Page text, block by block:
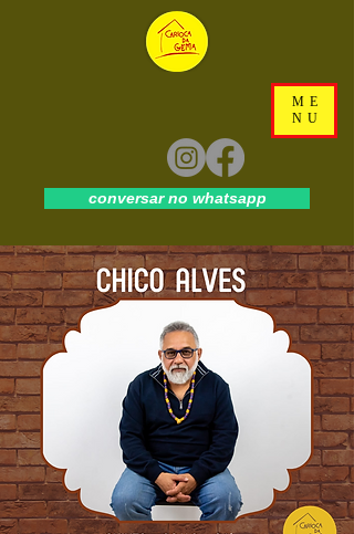
ME
NU
conversar no whatsapp